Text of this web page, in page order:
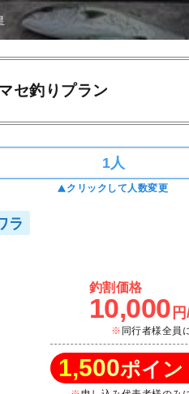
セ釣りプラン
1人
クリックして人数変更
ラ
釣割価格
10,000
同行者様全員
1,500ポイン